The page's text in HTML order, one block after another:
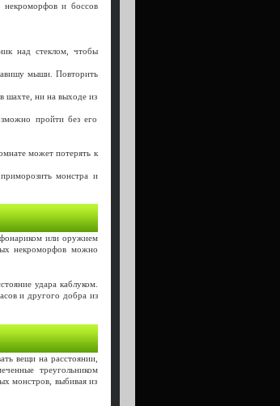
некроморфов и боссов
над стеклом, чтобы
мыши. Повторить
шахте, ни на выходе из
пройти без его
может потерять к
монстра и
или оружием
некроморфов можно
удара каблуком.
и другого добра из
вещи на расстоянии,
треугольником
монстров, выбивая из